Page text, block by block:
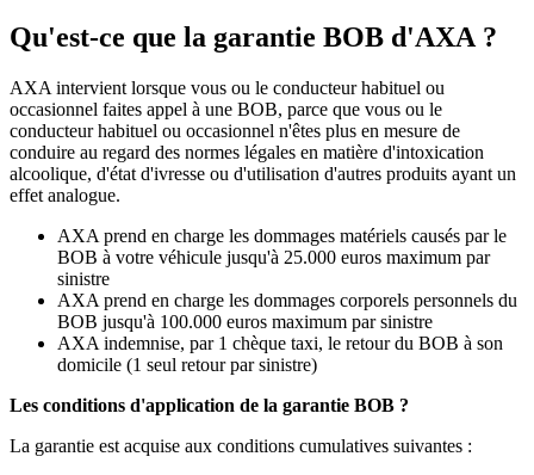
Qu'est-ce que la garantie BOB d'AXA ?
AXA intervient lorsque vous ou le conducteur habituel ou
occasionnel faites appel à une BOB, parce que vous ou le
conducteur habituel ou occasionnel n'êtes plus en mesure de
conduire au regard des normes légales en matière d'intoxication
alcoolique, d'état d'ivresse ou d'utilisation d'autres produits ayant un
effet analogue.
AXA prend en charge les dommages matériels causés par le
BOB à votre véhicule jusqu'à 25.000 euros maximum par
sinistre
AXA prend en charge les dommages corporels personnels du
BOB jusqu'à 100.000 euros maximum par sinistre
AXA indemnise, par 1 chèque taxi, le retour du BOB à son
domicile (1 seul retour par sinistre)
Les conditions d'application de la garantie BOB ?
La garantie est acquise aux conditions cumulatives suivantes :